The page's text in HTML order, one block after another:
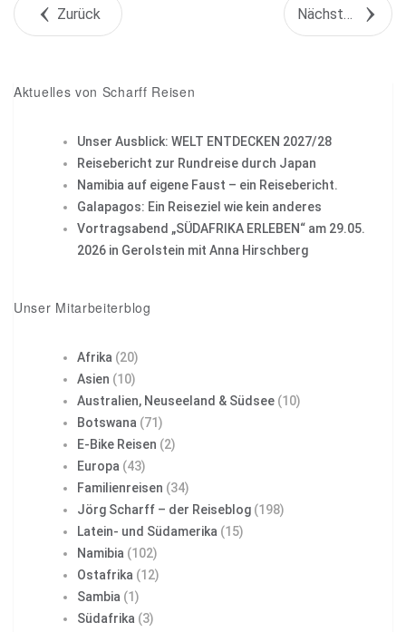
+1Zurück Nächstes Objekt
Aktuelles von Scharff Reisen
Unser Ausblick: WELT ENTDECKEN 2027/28
Reisebericht zur Rundreise durch Japan
Namibia auf eigene Faust – ein Reisebericht.
Galapagos: Ein Reiseziel wie kein anderes
Vortragsabend „SÜDAFRIKA ERLEBEN“ am 29.05.
2026 in Gerolstein mit Anna Hirschberg
Unser Mitarbeiterblog
Afrika (20)
Asien (10)
Australien, Neuseeland & Südsee (10)
Botswana (71)
E-Bike Reisen (2)
Europa (43)
Familienreisen (34)
Jörg Scharff – der Reiseblog (198)
Latein- und Südamerika (15)
Namibia (102)
Ostafrika (12)
Sambia (1)
Südafrika (3)